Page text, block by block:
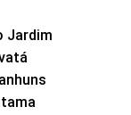
Jardim